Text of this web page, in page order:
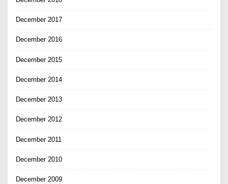
December 2017
December 2016
December 2015
December 2014
December 2013
December 2012
December 2011
December 2010
December 2009